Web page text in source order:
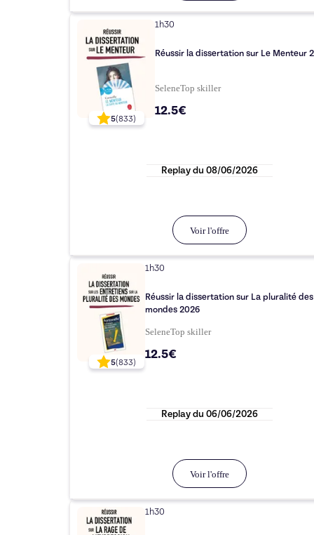
5(833)
1h30
Réussir la dissertation sur Le Menteur
SeleneTop skiller
12.5€
Replay du 08/06/2026
Voir l'offre
5(833)
1h30
Réussir la dissertation sur La pluralité des
mondes 2026
SeleneTop skiller
12.5€
Replay du 06/06/2026
Voir l'offre
1h30